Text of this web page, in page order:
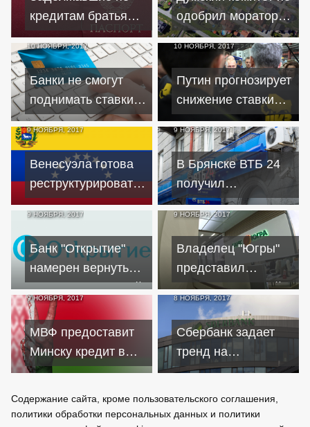
кредитам братья
объявили себя
"гражданами СССР"
одобрил мораторий
на взыскание
долгов по
ипотечным
кредитам в валюте
10 НОЯБРЯ, 2017
Банки не смогут
поднимать ставки
по кредитам в
одностороннем
порядке
10 НОЯБРЯ, 2017
Путин прогнозирует
снижение ставки
ЦБ по итогам
инфляции
9 НОЯБРЯ, 2017
Венесуэла готова
реструктурировать
долг по кредиту
перед Россией
9 НОЯБРЯ, 2017
В Брянске ВТБ 24
получил
предупреждение за
скрытность
9 НОЯБРЯ, 2017
Банк "Открытие"
намерен вернуть
двух миллиардный
кредит
9 НОЯБРЯ, 2017
Владелец "Югры"
представил
регулятору новый
план спасения
банка
9 НОЯБРЯ, 2017
МВФ предоставит
Минску кредит в
обмен на
Брюсселем
8 НОЯБРЯ, 2017
Сбербанк задает
тренд на
понижение ставок
кредитам
Содержание сайта, кроме пользовательского соглашения,
политики обработки персональных данных и политики